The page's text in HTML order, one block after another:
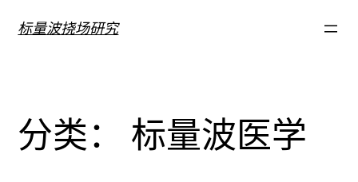
标量波挠场研究
分类： 标量波医学